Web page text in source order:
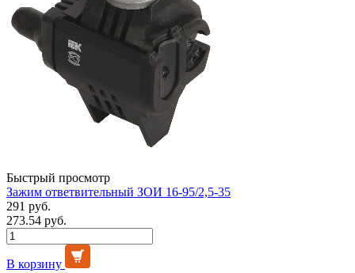
Быстрый просмотр
Зажим ответвительный ЗОИ 16-95/2,5-35
291 руб.
273.54 руб.
В корзину